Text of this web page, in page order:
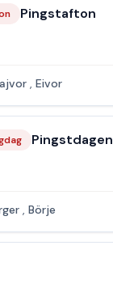
Pingstafton
, Eivor
Pingstdagen
, Börje